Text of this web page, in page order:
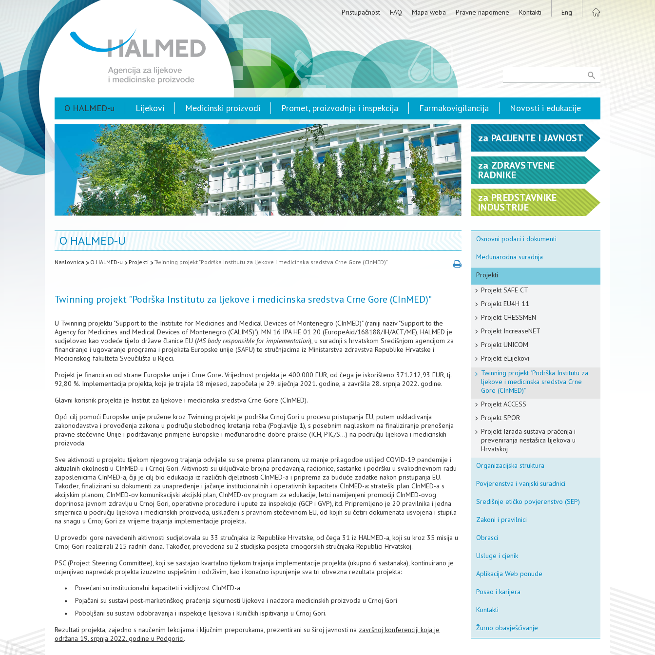
Pristupačnost FAQ Mapa weba Pravne napomene Kontakti Eng
O HALMED-u Lijekovi Medicinski proizvodi Promet, proizvodnja i inspekcija Farmakovigilancija Novosti i edukacije
O HALMED-U
Naslovnica O HALMED-u Projekti Twinning projekt "Podrška Institutu za ljekove i medicinska sredstva Crne Gore (CInMED)"
Twinning projekt "Podrška Institutu za ljekove i medicinska sredstva Crne Gore (CInMED)"
U Twinning projektu "Support to the Institute for Medicines and Medical Devices of Montenegro (CInMED)" (raniji naziv "Support to the
Agency for Medicines and Medical Devices of Montenegro (CALIMS)"), MN 16 IPA HE 01 20 (EuropeAid/168188/IH/ACT/ME), HALMED je
sudjelovao kao vodeće tijelo države članice EU (MS body responsible for implementation), u suradnji s hrvatskom Središnjom agencijom za
financiranje i ugovaranje programa i projekata Europske unije (SAFU) te stručnjacima iz Ministarstva zdravstva Republike Hrvatske i
Medicinskog fakulteta Sveučilišta u Rijeci.
Projekt je financiran od strane Europske unije i Crne Gore. Vrijednost projekta je 400.000 EUR, od čega je iskorišteno 371.212,93 EUR, tj.
92,80 %. Implementacija projekta, koja je trajala 18 mjeseci, započela je 29. siječnja 2021. godine, a završila 28. srpnja 2022. godine.
Glavni korisnik projekta je Institut za ljekove i medicinska sredstva Crne Gore (CInMED).
Opći cilj pomoći Europske unije pružene kroz Twinning projekt je podrška Crnoj Gori u procesu pristupanja EU, putem usklađivanja
zakonodavstva i provođenja zakona u području slobodnog kretanja roba (Poglavlje 1), s posebnim naglaskom na finaliziranje prenošenja
pravne stečevine Unije i podržavanje primjene Europske i međunarodne dobre prakse (ICH, PIC/S...) na području lijekova i medicinskih
proizvoda.
Sve aktivnosti u projektu tijekom njegovog trajanja odvijale su se prema planiranom, uz manje prilagodbe uslijed COVID-19 pandemije i
aktualnih okolnosti u CInMED-u i Crnoj Gori. Aktivnosti su uključivale brojna predavanja, radionice, sastanke i podršku u svakodnevnom radu
zaposlenicima CInMED-a, čiji je cilj bio edukacija iz različitih djelatnosti CInMED-a i priprema za buduće zadatke nakon pristupanja EU.
Također, finalizirani su dokumenti za unapređenje i jačanje institucionalnih i operativnih kapaciteta CInMED-a: strateški plan CInMED-a s
akcijskim planom, CInMED-ov komunikacijski akcijski plan, CInMED-ov program za edukacije, letci namijenjeni promociji CInMED-ovog
doprinosa javnom zdravlju u Crnoj Gori, operativne procedure i upute za inspekcije (GCP i GVP), itd. Pripremljeno je 20 pravilnika i jedna
smjernica u području lijekova i medicinskih proizvoda, usklađeni s pravnom stečevinom EU, od kojih su četiri dokumenata usvojena i stupila
na snagu u Crnoj Gori za vrijeme trajanja implementacije projekta.
U provedbi gore navedenih aktivnosti sudjelovala su 33 stručnjaka iz Republike Hrvatske, od čega 31 iz HALMED-a, koji su kroz 35 misija u
Crnoj Gori realizirali 215 radnih dana. Također, provedena su 2 studijska posjeta crnogorskih stručnjaka Republici Hrvatskoj.
PSC (Project Steering Committee), koji se sastajao kvartalno tijekom trajanja implementacije projekta (ukupno 6 sastanaka), kontinuirano je
ocjenjivao napredak projekta izuzetno uspješnim i održivim, kao i konačno ispunjenje sva tri obvezna rezultata projekta:
Povećani su institucionalni kapaciteti i vidljivost CInMED-a
Pojačani su sustavi post-marketinškog praćenja sigurnosti lijekova i nadzora medicinskih proizvoda u Crnoj Gori
Poboljšani su sustavi odobravanja i inspekcije lijekova i kliničkih ispitivanja u Crnoj Gori.
Rezultati projekta, zajedno s naučenim lekcijama i ključnim preporukama, prezentirani su široj javnosti na završnoj konferenciji koja je
održana 19. srpnja 2022. godine u Podgorici.
za PACIJENTE I JAVNOST
za ZDRAVSTVENE
RADNIKE
zaPREDSTAVNIKE
INDUSTRIJE
Osnovni podaci i dokumenti
Međunarodna suradnja
Projekti
Projekt SAFE CT
Projekt EU4H 11
Projekt CHESSMEN
Projekt IncreaseNET
Projekt UNICOM
Projekt eLijekovi
Twinning projekt "Podrška Institutu za
ljekove i medicinska sredstva Crne
Gore (CInMED)"
Projekt ACCESS
Projekt SPOR
Projekt Izrada sustava praćenja i
preveniranja nestašica lijekova u
Hrvatskoj
Organizacijska struktura
Povjerenstva i vanjski suradnici
Središnje etičko povjerenstvo (SEP)
Zakoni i pravilnici
Obrasci
Usluge i cjenik
Aplikacija Web ponude
Posao i karijera
Kontakti
Žurno obavješćivanje